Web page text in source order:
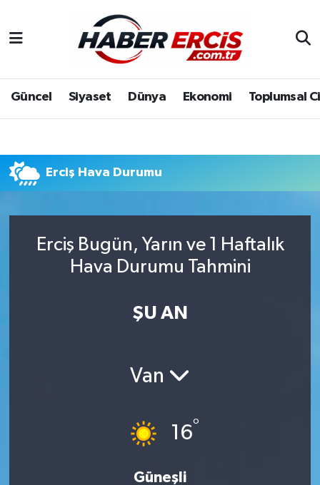
Güncel Siyaset Dünya Ekonomi Toplumsal
Erciş Hava Durumu
Erciş Bugün, Yarın ve 1 Haftalık
Hava Durumu Tahmini
ŞU AN
Van
16°
Güneşli